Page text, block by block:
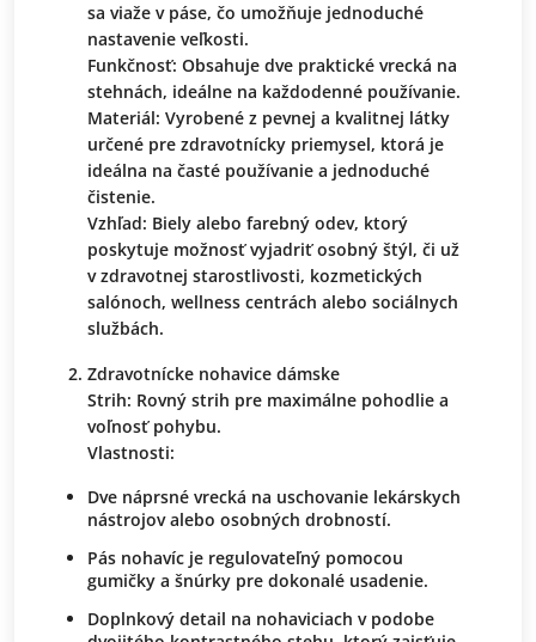
sa viaže v páse, čo umožňuje jednoduché
nastavenie veľkosti.
Funkčnosť: Obsahuje dve praktické vrecká na
stehnách, ideálne na každodenné používanie.
Materiál: Vyrobené z pevnej a kvalitnej látky
určené pre zdravotnícky priemysel, ktorá je
ideálna na časté používanie a jednoduché
čistenie.
Vzhľad: Biely alebo farebný odev, ktorý
poskytuje možnosť vyjadriť osobný štýl, či už
v zdravotnej starostlivosti, kozmetických
salónoch, wellness centrách alebo sociálnych
službách.
Zdravotnícke nohavice dámske
Strih: Rovný strih pre maximálne pohodlie a
voľnosť pohybu.
Vlastnosti:
Dve náprsné vrecká na uschovanie lekárskych
nástrojov alebo osobných drobností.
Pás nohavíc je regulovateľný pomocou
gumičky a šnúrky pre dokonalé usadenie.
Doplnkový detail na nohaviciach v podobe